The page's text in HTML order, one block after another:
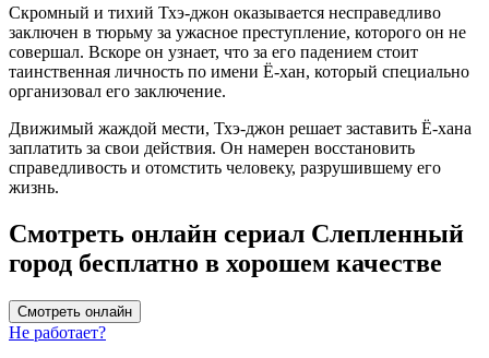
Скромный и тихий Тхэ-джон оказывается несправедливо
заключен в тюрьму за ужасное преступление, которого он не
совершал. Вскоре он узнает, что за его падением стоит
таинственная личность по имени Ё-хан, который специально
организовал его заключение.
Движимый жаждой мести, Тхэ-джон решает заставить Ё-хана
заплатить за свои действия. Он намерен восстановить
справедливость и отомстить человеку, разрушившему его
жизнь.
Смотреть онлайн сериал Слепленный
город бесплатно в хорошем качестве
Смотреть онлайн
Не работает?